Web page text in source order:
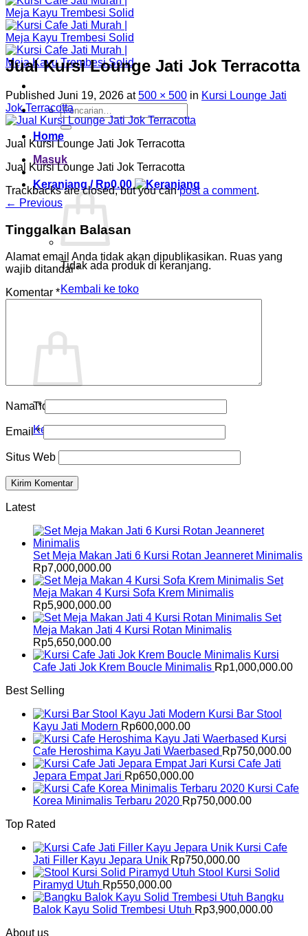
Pencarian
untuk:
Home
Masuk
Keranjang / Rp0.00
Tidak ada produk di keranjang.
Kembali ke toko
Tidak ada produk di keranjang.
Kembali ke toko
Jual Kursi Lounge Jati Jok Terracotta
Published Juni 19, 2026 at500 × 500 in Kursi Lounge Jati
Jok Terracotta
Jual Kursi Lounge Jati Jok Terracotta
Jual Kursi Lounge Jati Jok Terracotta
Trackbacks are closed, but you canpost a comment.
← Previous
Tinggalkan Balasan
Alamat email Anda tidak akan dipublikasikan. Ruas yang
wajib ditandai*
Komentar *
Nama*
Email*
Situs Web
Latest
Set Meja Makan Jati 6 Kursi Rotan Jeanneret Minimalis
Rp7,000,000.00
Set
Meja Makan 4 Kursi Sofa Krem Minimalis
Rp5,900,000.00
Set
Meja Makan Jati 4 Kursi Rotan Minimalis
Rp5,650,000.00
Kursi
Cafe Jati Jok Krem Boucle Minimalis Rp1,000,000.00
Best Selling
Kursi Bar Stool
Kayu Jati Modern Rp600,000.00
Kursi
Cafe Heroshima Kayu Jati Waerbased Rp750,000.00
Kursi Cafe Jati
Jepara Empat Jari Rp650,000.00
Kursi Cafe
Korea Minimalis Terbaru 2020 Rp750,000.00
Top Rated
Kursi Cafe
Jati Filler Kayu Jepara Unik Rp750,000.00
Stool Kursi Solid
Piramyd Utuh Rp550,000.00
Bangku
Balok Kayu Solid Trembesi Utuh Rp3,900,000.00
About us